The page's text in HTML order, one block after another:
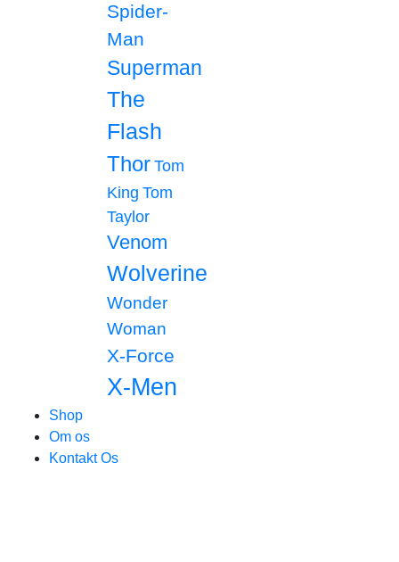
Spider-
Man
Superman
The
Flash
Thor Tom
King Tom
Taylor
Venom
Wolverine
Wonder
Woman
X-Force
X-Men
Shop
Om os
Kontakt Os